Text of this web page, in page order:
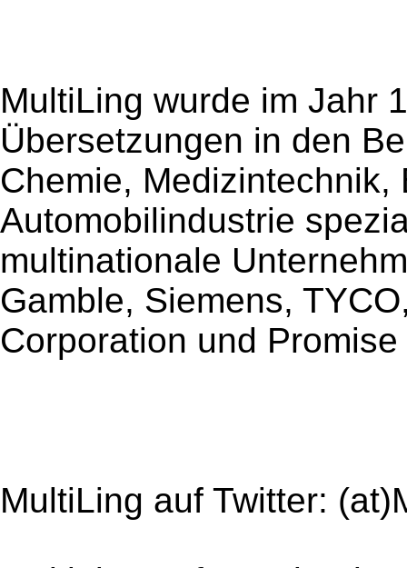
MultiLing wurde im Jahr
Übersetzungen in den
Chemie, Medizintechnik,
Automobilindustrie
multinationale
Gamble, Siemens,
Corporation und Promise
MultiLing auf Twitter: